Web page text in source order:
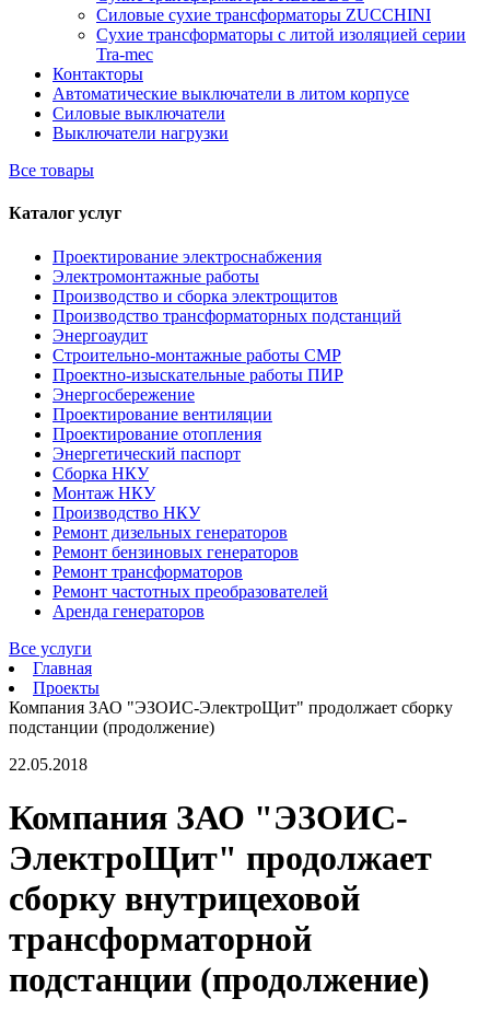
Силовые сухие трансформаторы ZUCCHINI
Сухие трансформаторы с литой изоляцией серии
Tra-mec
Контакторы
Автоматические выключатели в литом корпусе
Силовые выключатели
Выключатели нагрузки
Все товары
Каталог услуг
Проектирование электроснабжения
Электромонтажные работы
Производство и сборка электрощитов
Производство трансформаторных подстанций
Энергоаудит
Строительно-монтажные работы СМР
Проектно-изыскательные работы ПИР
Энергосбережение
Проектирование вентиляции
Проектирование отопления
Энергетический паспорт
Сборка НКУ
Монтаж НКУ
Производство НКУ
Ремонт дизельных генераторов
Ремонт бензиновых генераторов
Ремонт трансформаторов
Ремонт частотных преобразователей
Аренда генераторов
Все услуги
Главная
Проекты
Компания ЗАО "ЭЗОИС-ЭлектроЩит" продолжает сборку
подстанции (продолжение)
22.05.2018
Компания ЗАО "ЭЗОИС-
ЭлектроЩит" продолжает
сборку внутрицеховой
трансформаторной
подстанции (продолжение)